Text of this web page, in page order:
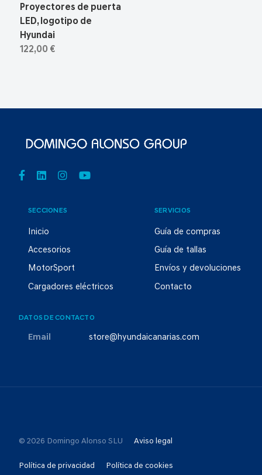
Proyectores de puerta
LED, logotipo de
Hyundai
122,00 €
SECCIONES
Inicio
Accesorios
MotorSport
Cargadores eléctricos
SERVICIOS
Guía de compras
Guía de tallas
Envíos y devoluciones
Contacto
DATOS DE CONTACTO
Email store@hyundaicanarias.com
© 2026 Domingo Alonso SLU Aviso legal
Política de privacidad Política de cookies